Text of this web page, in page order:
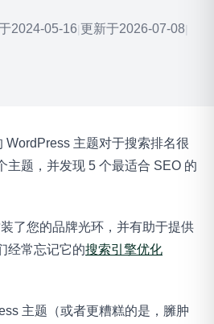
2024-05-16|更新于2026-07-08|
WordPress 主题对于搜索排名很
主题，并发现 5 个最适合 SEO 的
了您的品牌光环，并有助于提供
经常忘记它的搜索引擎优化
主题（或者更糟糕的是，臃肿